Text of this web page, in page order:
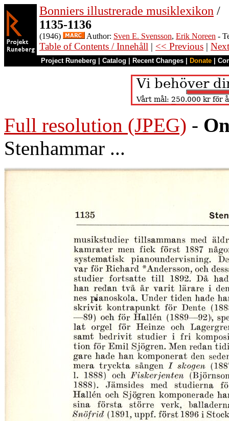
Bonniers illustrerade musiklexikon /
1135-1136
(1946) Author: Sven E. Svensson, Erik Noreen -
Table of Contents / Innehåll | << Previous |
Project Runeberg Catalog Recent Changes Donate
Full resolution (JPEG) -
Stenhammar ...